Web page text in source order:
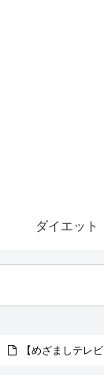
ダイエット
【めざましテレ